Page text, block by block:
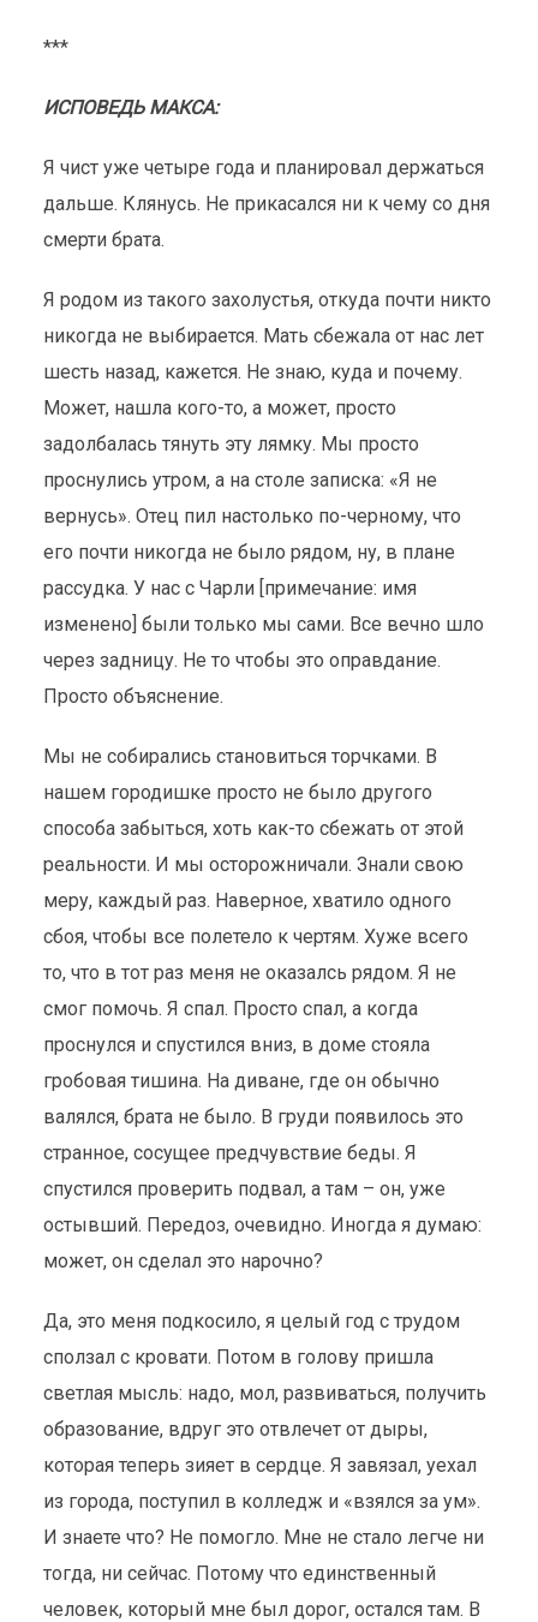
***
ИСПОВЕДЬ МАКСА:
Я чист уже четыре года и планировал держаться
дальше. Клянусь. Не прикасался ни к чему со дня
смерти брата.
Я родом из такого захолустья, откуда почти никто
никогда не выбирается. Мать сбежала от нас лет
шесть назад, кажется. Не знаю, куда и почему.
Может, нашла кого-то, а может, просто
задолбалась тянуть эту лямку. Мы просто
проснулись утром, а на столе записка: «Я не
вернусь». Отец пил настолько по-черному, что
его почти никогда не было рядом, ну, в плане
рассудка. У нас с Чарли [примечание: имя
изменено] были только мы сами. Все вечно шло
через задницу. Не то чтобы это оправдание.
Просто объяснение.
Мы не собирались становиться торчками. В
нашем городишке просто не было другого
способа забыться, хоть как-то сбежать от этой
реальности. И мы осторожничали. Знали свою
меру, каждый раз. Наверное, хватило одного
сбоя, чтобы все полетело к чертям. Хуже всего
то, что в тот раз меня не оказалсь рядом. Я не
смог помочь. Я спал. Просто спал, а когда
проснулся и спустился вниз, в доме стояла
гробовая тишина. На диване, где он обычно
валялся, брата не было. В груди появилось это
странное, сосущее предчувствие беды. Я
спустился проверить подвал, а там – он, уже
остывший. Передоз, очевидно. Иногда я думаю:
может, он сделал это нарочно?
Да, это меня подкосило, я целый год с трудом
сползал с кровати. Потом в голову пришла
светлая мысль: надо, мол, развиваться, получить
образование, вдруг это отвлечет от дыры,
которая теперь зияет в сердце. Я завязал, уехал
из города, поступил в колледж и «взялся за ум».
И знаете что? Не помогло. Мне не стало легче ни
тогда, ни сейчас. Потому что единственный
человек, который мне был дорог, остался там. В